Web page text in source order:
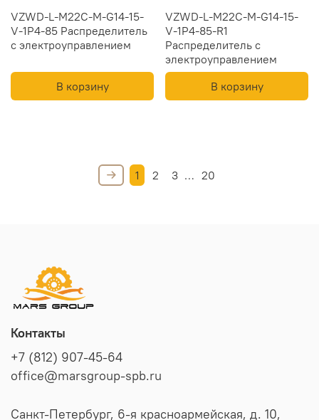
VZWD-L-M22C-M-G14-15-
V-1P4-85 Распределитель
с электроуправлением
В корзину
VZWD-L-M22C-M-G14-15-
V-1P4-85-R1
Распределитель с
электроуправлением
В корзину
1 2 3 … 20
Контакты
+7 (812) 907-45-64
office@marsgroup-spb.ru
Санкт-Петербург, 6-я красноармейская, д. 10,